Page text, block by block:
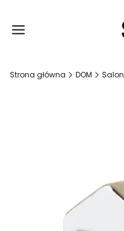
Strona główna DOM Salon